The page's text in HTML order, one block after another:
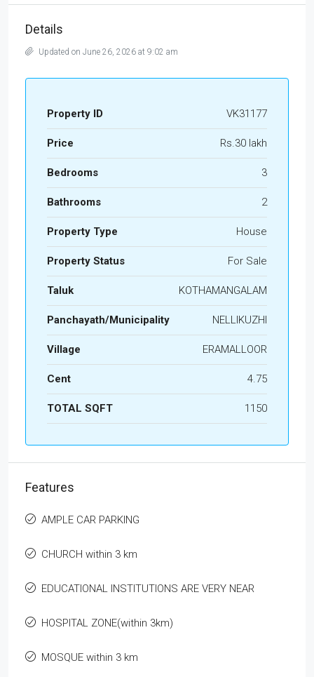
Details
Updated on June 26, 2026 at 9:02 am
Property ID VK31177
Price Rs.30 lakh
Bedrooms 3
Bathrooms 2
Property Type House
Property Status For Sale
Taluk KOTHAMANGALAM
Panchayath/Municipality NELLIKUZHI
Village ERAMALLOOR
Cent 4.75
TOTAL SQFT 1150
Features
AMPLE CAR PARKING
CHURCH within 3 km
EDUCATIONAL INSTITUTIONS ARE VERY NEAR
HOSPITAL ZONE(within 3km)
MOSQUE within 3 km